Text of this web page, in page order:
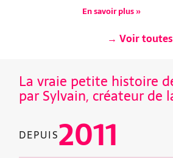
En savoir plus »
→ Voir
La vraie petite histoire
par Sylvain, créateur de
DEPUIS2011